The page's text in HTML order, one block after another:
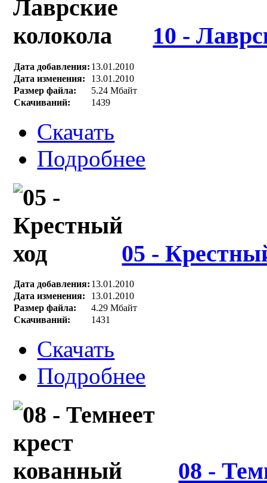
10 -
Дата добавления: 13.01.2010
Дата изменения:
13.01.2010
Размер файла:
5.24 Мбайт
Скачиваний:
1439
Скачать
Подробнее
05 -
Дата добавления: 13.01.2010
Дата изменения:
13.01.2010
Размер файла:
4.29 Мбайт
Скачиваний:
1431
Скачать
Подробнее
08 -